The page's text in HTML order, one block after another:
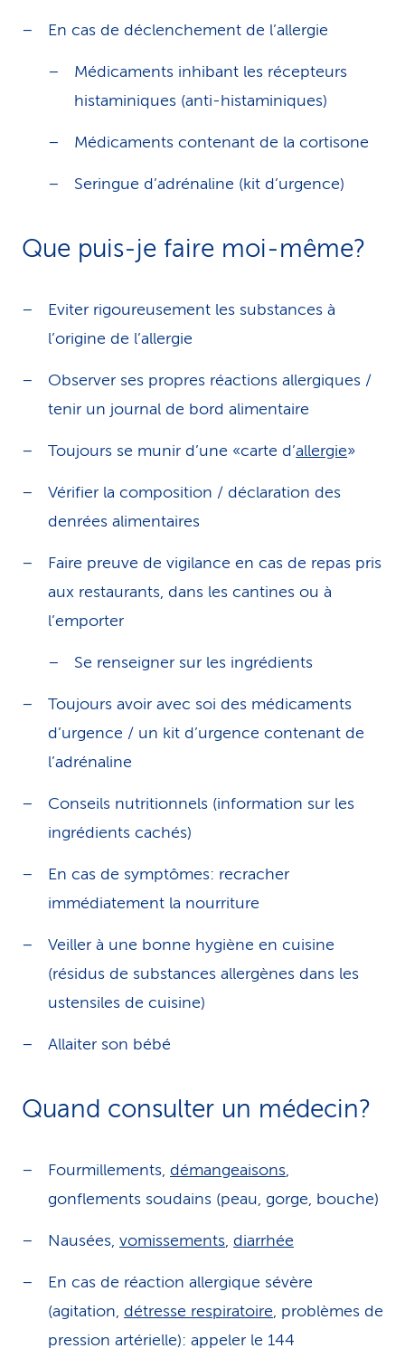
En cas de déclenchement de l’allergie
Médicaments inhibant les récepteurs
histaminiques (anti-histaminiques)
Médicaments contenant de la cortisone
Seringue d’adrénaline (kit d’urgence)
Que puis-je faire moi-même?
Eviter rigoureusement les substances à
l’origine de l’allergie
Observer ses propres réactions allergiques /
tenir un journal de bord alimentaire
Toujours se munir d’une «carte d’allergie»
Vérifier la composition / déclaration des
denrées alimentaires
Faire preuve de vigilance en cas de repas pris
aux restaurants, dans les cantines ou à
l’emporter
Se renseigner sur les ingrédients
Toujours avoir avec soi des médicaments
d’urgence / un kit d’urgence contenant de
l’adrénaline
Conseils nutritionnels (information sur les
ingrédients cachés)
En cas de symptômes: recracher
immédiatement la nourriture
Veiller à une bonne hygiène en cuisine
(résidus de substances allergènes dans les
ustensiles de cuisine)
Allaiter son bébé
Quand consulter un médecin?
Fourmillements, démangeaisons,
gonflements soudains (peau, gorge, bouche)
Nausées, vomissements, diarrhée
En cas de réaction allergique sévère
(agitation, détresse respiratoire, problèmes de
pression artérielle): appeler le 144